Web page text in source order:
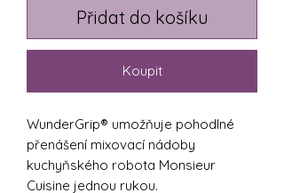
Přidat do košíku
Koupit
WunderGrip® umožňuje pohodlné
přenášení mixovací nádoby
kuchyňského robota Monsieur
Cuisine jednou rukou.